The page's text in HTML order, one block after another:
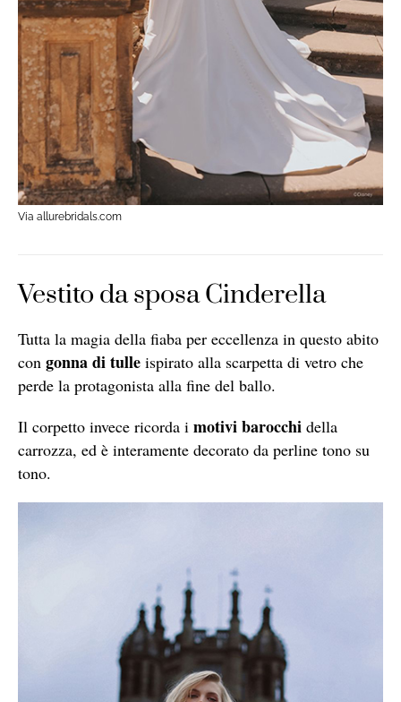
Via allurebridals.com
Vestito da sposa Cinderella
Tutta la magia della fiaba per eccellenza in questo abito
con gonna di tulle ispirato alla scarpetta di vetro che
perde la protagonista alla fine del ballo.
Il corpetto invece ricorda i motivi barocchi della
carrozza, ed è interamente decorato da perline tono su
tono.